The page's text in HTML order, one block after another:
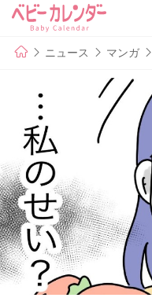
ニュース マンガ